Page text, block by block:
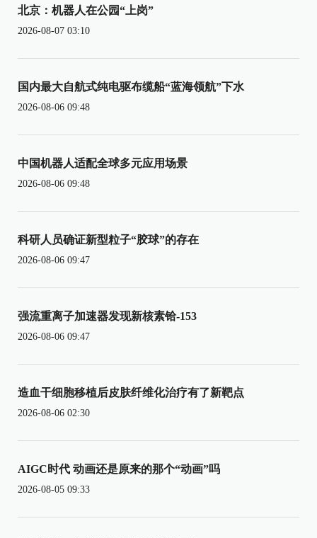
北京：机器人在公园“上岗”
2026-08-07 03:10
国内最大自航式纯电驱布缆船“蓝海领航”下水
2026-08-06 09:48
中国机器人适配全球多元应用场景
2026-08-06 09:48
科研人员确证新型粒子“胶球”的存在
2026-08-06 09:47
强流重离子加速器发现新核素铪-153
2026-08-06 09:47
造血干细胞移植后皮肤纤维化治疗有了新靶点
2026-08-06 02:30
AIGC时代 动画还是原来的那个“动画”吗
2026-08-05 09:33